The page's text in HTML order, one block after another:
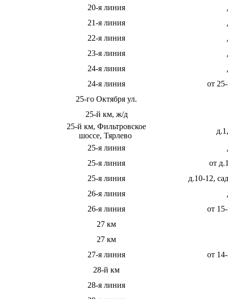
20-я линия
21-я линия
22-я линия
23-я линия
24-я линия
24-я линия
от
25-го Октября ул.
25-й км, ж/д
25-й км, Фильтровское
шоссе, Тярлево
25-я линия
25-я линия
от
25-я линия
д.10-12,
26-я линия
26-я линия
от
27 км
27 км
27-я линия
от
28-й км
28-я линия